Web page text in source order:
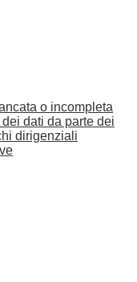
o incompleta
dati da parte dei
dirigenziali